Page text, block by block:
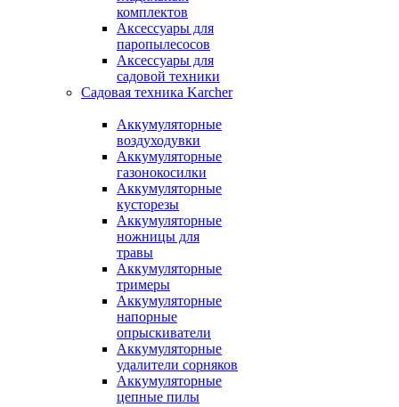
комплектов
Аксессуары для
паропылесосов
Аксессуары для
садовой техники
Садовая техника Karcher
Аккумуляторные
воздуходувки
Аккумуляторные
газонокосилки
Аккумуляторные
кусторезы
Аккумуляторные
ножницы для
травы
Аккумуляторные
тримеры
Аккумуляторные
напорные
опрыскиватели
Аккумуляторные
удалители сорняков
Аккумуляторные
цепные пилы